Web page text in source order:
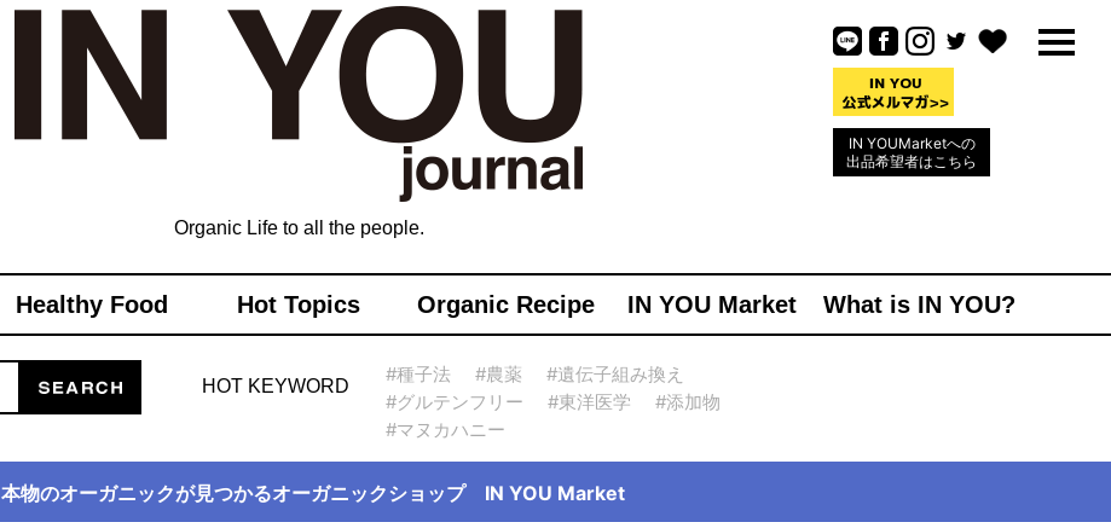
IN YOUMarketへの
出品希望者はこちら
Organic Life to all the people.
Healthy Food Hot Topics Organic Recipe IN YOU Market What is IN YOU?
HOT KEYWORD
#種子法 #農薬
#遺伝子組み換え
#グルテンフリー
#東洋医学
#添加物
#マヌカハニー
本物のオーガニックが見つかるオーガニックショップ IN YOU Market